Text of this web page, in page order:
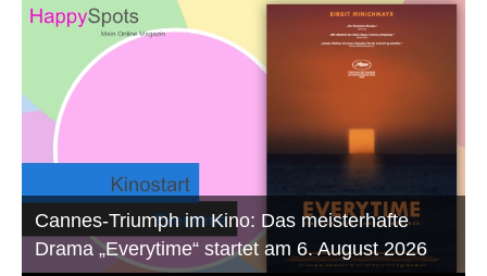
Cannes-Triumph im Kino: Das meisterhafte
Drama „Everytime“ startet am 6. August 2026